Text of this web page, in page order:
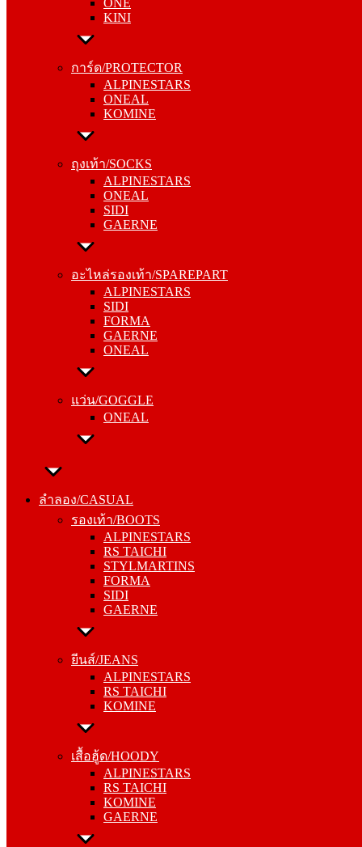
ONE
KINI
การ์ด/PROTECTOR
ALPINESTARS
ONEAL
KOMINE
ถุงเท้า/SOCKS
ALPINESTARS
ONEAL
SIDI
GAERNE
อะไหล่รองเท้า/SPAREPART
ALPINESTARS
SIDI
FORMA
GAERNE
ONEAL
แว่น/GOGGLE
ONEAL
ลำลอง/CASUAL
รองเท้า/BOOTS
ALPINESTARS
RS TAICHI
STYLMARTINS
FORMA
SIDI
GAERNE
ยีนส์/JEANS
ALPINESTARS
RS TAICHI
KOMINE
เสื้อฮู้ด/HOODY
ALPINESTARS
RS TAICHI
KOMINE
GAERNE
การ์ด/PROTECTOR
ONEAL
KOMINE
ถุงเท้า/SOCKS
ONEAL
SIDI
GAERNE
อะไหล่รองเท้า/SPAREPART
SIDI
FORMA
GAERNE
ONEAL
แว่น/GOGGLE
ลำลอง/CASUAL
ALPINESTARS
RS TAICHI
STYLMARTINS
FORMA
SIDI
GAERNE
ยีนส์/JEANS
RS TAICHI
KOMINE
เสื้อฮู้ด/HOODY
RS TAICHI
KOMINE
GAERNE
หมวกแก๊ป/CAP